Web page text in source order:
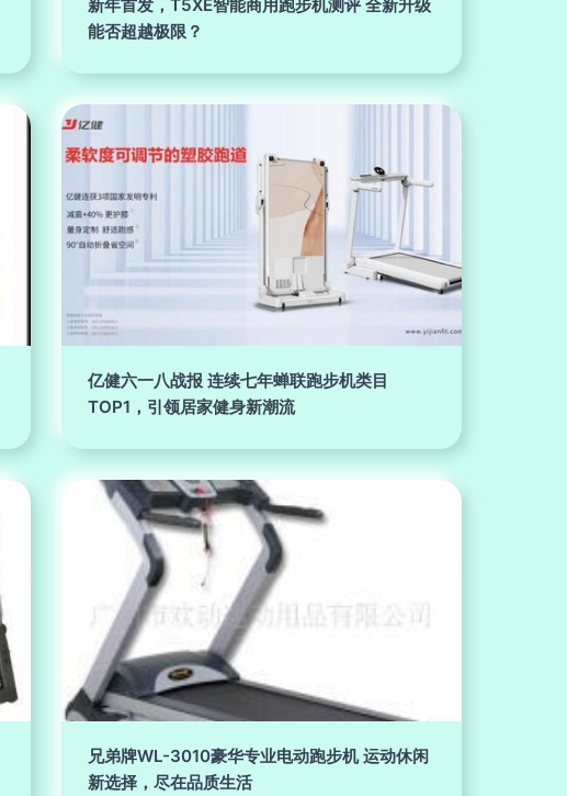
新年首发，T5XE智能商用跑步机测评 全新升级
能否超越极限？
亿健六一八战报 连续七年蝉联跑步机类目
TOP1，引领居家健身新潮流
兄弟牌WL-3010豪华专业电动跑步机 运动休闲
新选择，尽在品质生活